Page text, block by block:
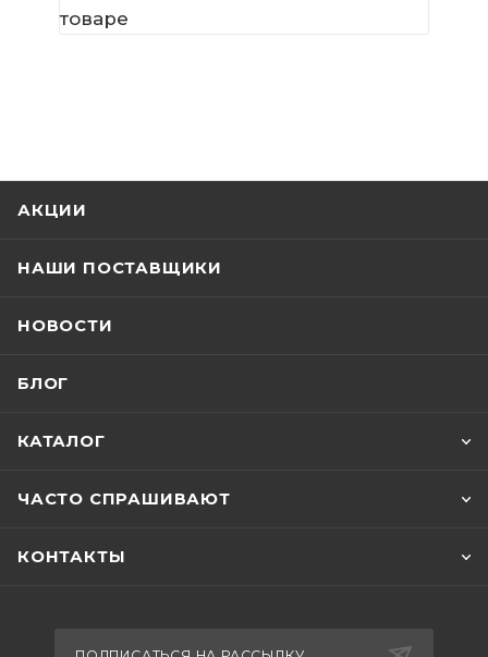
товаре
АКЦИИ
НАШИ ПОСТАВЩИКИ
НОВОСТИ
БЛОГ
КАТАЛОГ
ЧАСТО СПРАШИВАЮТ
КОНТАКТЫ